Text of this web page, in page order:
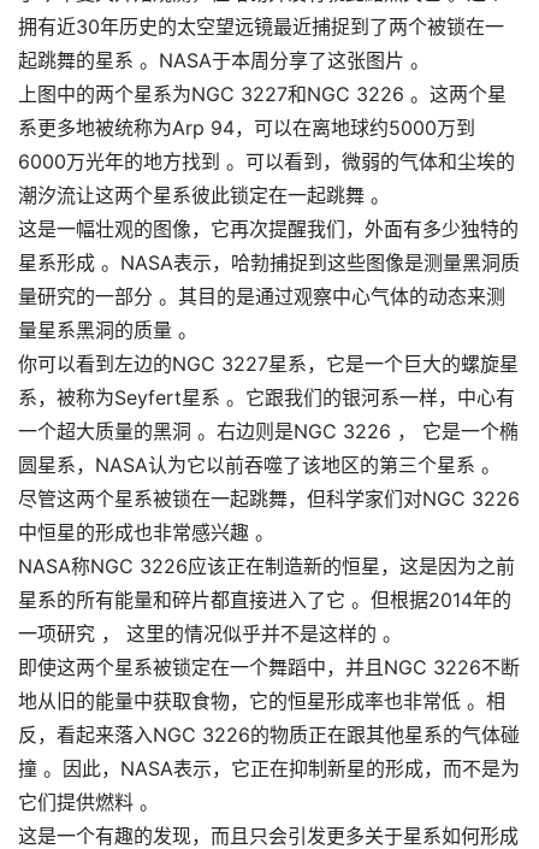
拥有近30年历史的太空望远镜最近捕捉到了两个被锁在一
起跳舞的星系 。NASA于本周分享了这张图片 。
上图中的两个星系为NGC 3227和NGC 3226 。这两个星
系更多地被统称为Arp 94，可以在离地球约5000万到
6000万光年的地方找到 。可以看到，微弱的气体和尘埃的
潮汐流让这两个星系彼此锁定在一起跳舞 。
这是一幅壮观的图像，它再次提醒我们，外面有多少独特的
星系形成 。NASA表示，哈勃捕捉到这些图像是测量黑洞质
量研究的一部分 。其目的是通过观察中心气体的动态来测
量星系黑洞的质量 。
你可以看到左边的NGC 3227星系，它是一个巨大的螺旋星
系，被称为Seyfert星系 。它跟我们的银河系一样，中心有
一个超大质量的黑洞 。右边则是NGC 3226 ， 它是一个椭
圆星系，NASA认为它以前吞噬了该地区的第三个星系 。
尽管这两个星系被锁在一起跳舞，但科学家们对NGC 3226
中恒星的形成也非常感兴趣 。
NASA称NGC 3226应该正在制造新的恒星，这是因为之前
星系的所有能量和碎片都直接进入了它 。但根据2014年的
一项研究 ， 这里的情况似乎并不是这样的 。
即使这两个星系被锁定在一个舞蹈中，并且NGC 3226不断
地从旧的能量中获取食物，它的恒星形成率也非常低 。相
反，看起来落入NGC 3226的物质正在跟其他星系的气体碰
撞 。因此，NASA表示，它正在抑制新星的形成，而不是为
它们提供燃料 。
这是一个有趣的发现，而且只会引发更多关于星系如何形成